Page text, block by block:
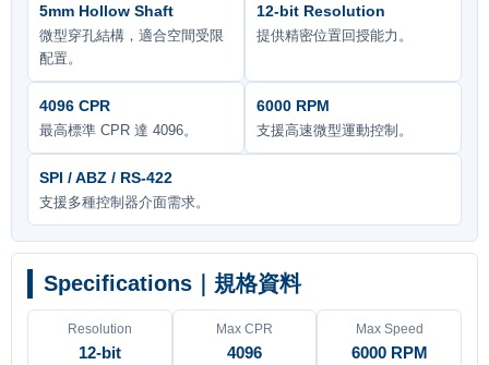
5mm Hollow Shaft
微型穿孔結構，適合空間受限
配置。
12-bit Resolution
提供精密位置回授能力。
4096 CPR
最高標準 CPR 達 4096。
6000 RPM
支援高速微型運動控制。
SPI / ABZ / RS-422
支援多種控制器介面需求。
Specifications｜規格資料
Resolution
12-bit
Max CPR
4096
Max Speed
6000 RPM